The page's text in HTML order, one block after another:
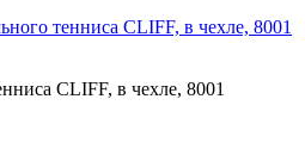
CLIFF, в чехле, 8001